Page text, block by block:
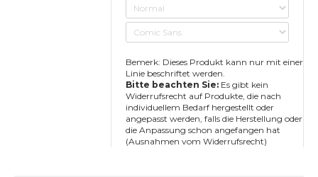
Bemerk: Dieses Produkt kann nur mit einer
Linie beschriftet werden.
Bitte beachten Sie: Es gibt kein
Widerrufsrecht auf Produkte, die nach
individuellem Bedarf hergestellt oder
angepasst werden, falls die Herstellung oder
die Anpassung schon angefangen hat
(Ausnahmen vom Widerrufsrecht)